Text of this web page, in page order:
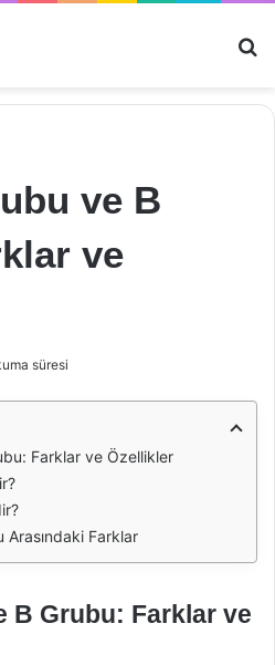
ve B
ve
süresi
Farklar ve Özellikler
Arasındaki Farklar
B Grubu: Farklar ve